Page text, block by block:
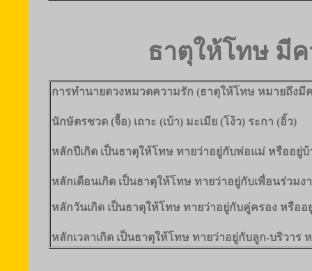
ธาตุให้โทษ มี
การทำนายดวงหมวดความรัก (ธาตุให้โทษ หมายถึงมี
นักษัตรชวด (จื้อ) เถาะ (เบ้า) มะเมีย (โง้ว) ระกา (อิ้ว)
หลักปีเกิด เป็นธาตุให้โทษ ทายว่าอยู่กับพ่อแม่ หรืออยู่
หลักเดือนเกิด เป็นธาตุให้โทษ ทายว่าอยู่กับเพื่อนร่วม
หลักวันเกิด เป็นธาตุให้โทษ ทายว่าอยู่กับคู่ครอง หรือ
หลักเวลาเกิด เป็นธาตุให้โทษ ทายว่าอยู่กับลูก-บริวา